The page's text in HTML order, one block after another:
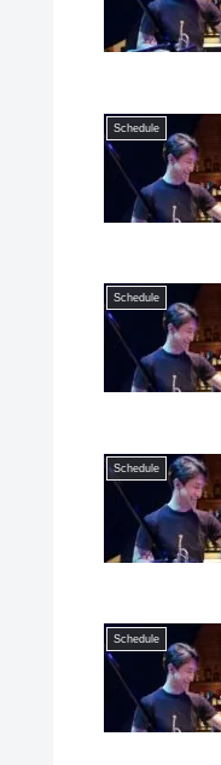
Schedule
Schedule
Schedule
Schedule